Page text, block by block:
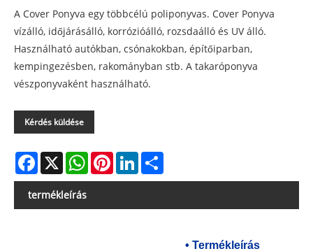
A Cover Ponyva egy többcélú poliponyvas. Cover Ponyva
vízálló, időjárásálló, korrózióálló, rozsdaálló és UV álló.
Használható autókban, csónakokban, építőiparban,
kempingezésben, rakományban stb. A takaróponyva
vészponyvaként használható.
Kérdés küldése
Facebook
X WhatsAppPinterestLinkedIn
termékleírás
• Termékleírás